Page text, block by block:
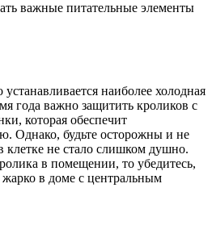
важные питательные элементы
наиболее холодная
года важно защитить кроликов с
которая обеспечит
Однако, будьте осторожны и не
клетке не стало слишком душно.
в помещении, то убедитесь,
в доме с центральным